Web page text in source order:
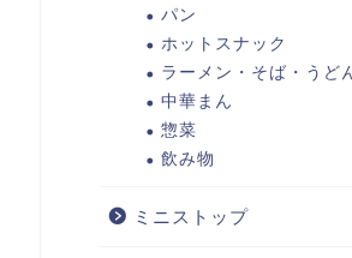
パン
ホットスナック
ラーメン・そば・うど
中華まん
惣菜
飲み物
ミニストップ